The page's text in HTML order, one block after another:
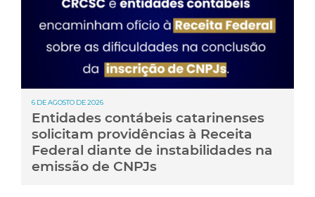
6 DE AGOSTO DE 2026
Entidades contábeis catarinenses
solicitam providências à Receita
Federal diante de instabilidades na
emissão de CNPJs